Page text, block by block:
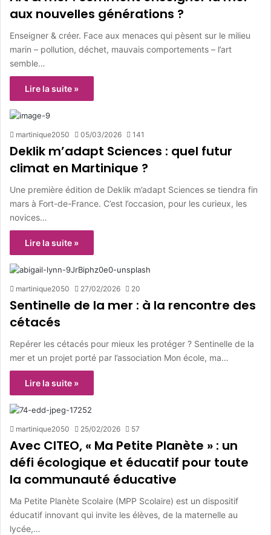
aux nouvelles générations ?
Enseigner & créer. Face aux menaces qui pèsent sur le milieu
marin – pollution, déchet, mauvais comportements – l’art
semble…
Lire la suite »
martinique2050 05/03/2026 141
Deklik m’adapt Sciences : quel futur
climat en Martinique ?
Une première édition de Deklik m’adapt Sciences se tiendra fin
mars à Fort-de-France. C’est l’occasion, pour les curieux, les
novices…
Lire la suite »
martinique2050 27/02/2026 20
Sentinelle de la mer : à la rencontre des
cétacés
Repérer les cétacés pour mieux les protéger ? Sentinelle de la
mer et un projet porté par l’association Mon école, ma…
Lire la suite »
martinique2050 25/02/2026 57
Avec CITEO, « Ma Petite Planète » : un
défi écologique et éducatif pour toute
la communauté éducative
Ma Petite Planète Scolaire (MPP Scolaire) est un dispositif
éducatif innovant qui invite les élèves, de la maternelle au
lycée,…